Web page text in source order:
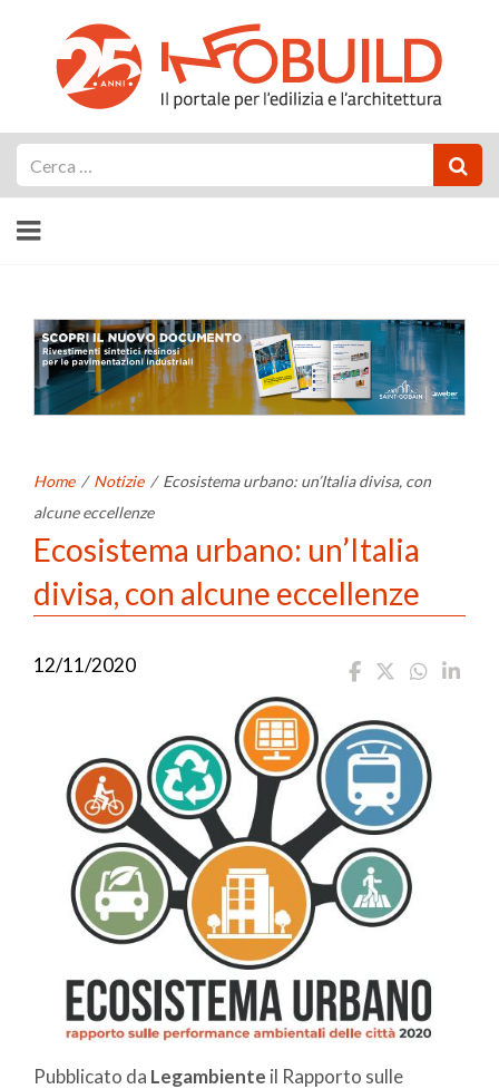
Home / Notizie / Ecosistema urbano: un’Italia divisa, con
alcune eccellenze
Ecosistema urbano: un’Italia
divisa, con alcune eccellenze
12/11/2020
Pubblicato da Legambiente il Rapporto sulle